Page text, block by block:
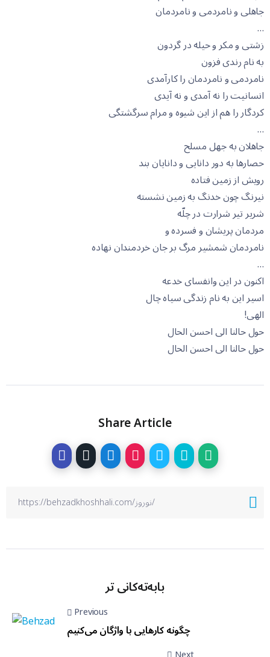
جاهلی و نامردمی و نامردمان
…
زشتی و مکر و حیله در گردون
به نام رندی فزون
نامردمی و نامردمان را کارآمدی
انسانیت را نه آمدی و نه آیدی
کردگار را هم از این شیوه و مرام سرگشتگی
…
جاهلان به جهل مسلح
حصارها به دور دانایی و دانایان بند
رویش از زمین فتاده
نیرنگ چون خدنگ به زمین نشسته
شریر تیر شرارت در چلّه
مردمان پریشان و فسرده و
نامردمان شمشیر مرگ بر جان خردمندان نهاده
…
اکنون در این وانفسای خدعه
اسیر این به نام زندگی سیاه چال
الهی!
حول حالنا الی احسن الحال
حول حالنا الی احسن الحال
Share Article
بابەتەکانی تر
Previous
چگونه کارهایی با واژگان می‌کنیم